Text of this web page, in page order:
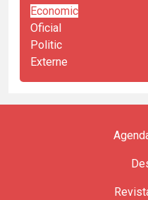
Economic
Oficial
Politic
Externe